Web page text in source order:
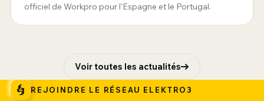
officiel de Workpro pour l'Espagne et le Portugal.
Voir toutes les actualités
REJOINDRE LE RÉSEAU ELEKTRO3